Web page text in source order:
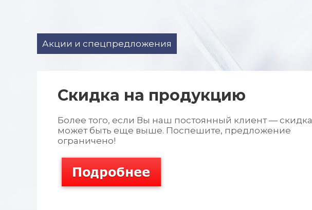
Акции и спецпредложения
Cкидка на продукцию
Более того, если Вы наш постоянный клиент — скидка
может быть еще выше. Поспешите, предложение
ограничено!